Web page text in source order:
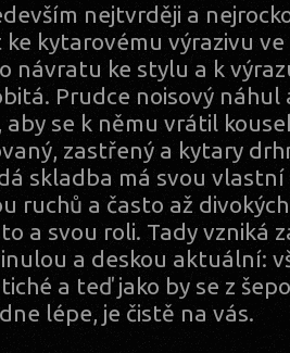
nejtvrději a
kytarovému výrazivu ve
návratu ke stylu a k
Prudce noisový
se k němu vrátil
zastřený a kytary
skladba má svou
ruchů a často až
a svou roli. Tady vzniká
a deskou aktuální:
a teď jako by se z
lépe, je čistě na vás.